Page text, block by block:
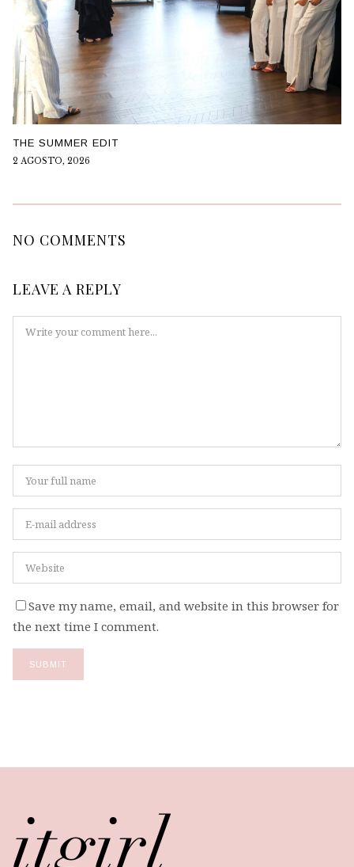
THE SUMMER EDIT
2 AGOSTO, 2026
NO COMMENTS
LEAVE A REPLY
Save my name, email, and website in this browser for
the next time I comment.